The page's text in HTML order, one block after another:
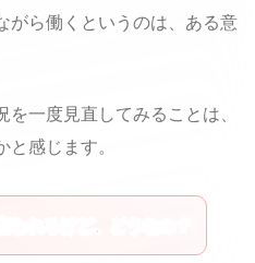
がら働くというのは、ある意
一度見直してみることは、
感じます。